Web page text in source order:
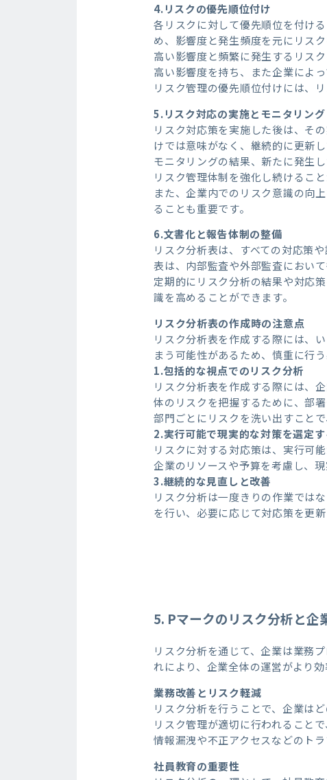
4.リスクの優先順位付け
各リスクに対して優先順位を付け
め、影響度と発生頻度を元にリス
高い影響度と頻繁に発生するリス
高い影響度を持ち、また企業によ
リスク管理の優先順位付けには、
5.リスク対応の実施とモニタリング
リスク対応策を実施した後は、そ
けでは意味がなく、継続的に更新
モニタリングの結果、新たに発生
リスク管理体制を強化し続けること
また、企業内でのリスク意識の向
ることも重要です。
6.文書化と報告体制の整備
リスク分析表は、すべての対応策
表は、内部監査や外部監査におい
定期的にリスク分析の結果や対応
識を高めることができます。
リスク分析表の作成時の注意点
リスク分析表を作成する際には、
まう可能性があるため、慎重に行う
1.包括的な視点でのリスク分析
リスク分析表を作成する際には、
体のリスクを把握するために、部
部門ごとにリスクを洗い出すこと
2.実行可能で現実的な対策を選定す
リスクに対する対応策は、実行可
企業のリソースや予算を考慮し、
3.継続的な見直しと改善
リスク分析は一度きりの作業では
を行い、必要に応じて対応策を更
5. Pマークのリスク分析と企
リスク分析を通じて、企業は業務
れにより、企業全体の運営がより
業務改善とリスク軽減
リスク分析を行うことで、企業は
リスク管理が適切に行われること
情報漏洩や不正アクセスなどのト
社員教育の重要性